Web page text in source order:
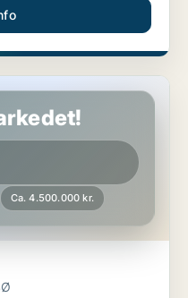
Ca. 4.500.000 kr.